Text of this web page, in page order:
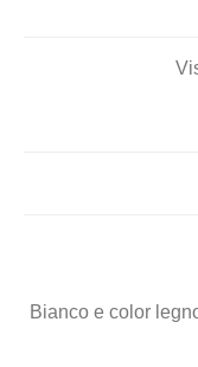
Bianco e color